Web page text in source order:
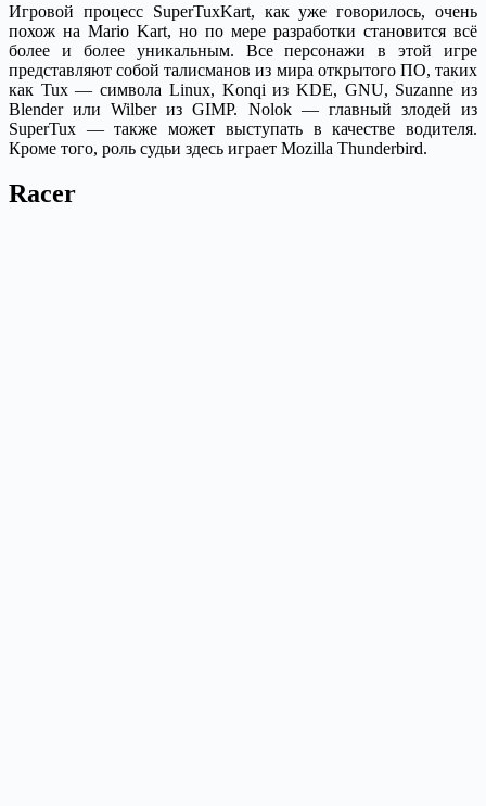
Игровой процесс SuperTuxKart, как уже говорилось, очень
похож на Mario Kart, но по мере разработки становится всё
более и более уникальным. Все персонажи в этой игре
представляют собой талисманов из мира открытого ПО, таких
как Tux — символа Linux, Konqi из KDE, GNU, Suzanne из
Blender или Wilber из GIMP. Nolok — главный злодей из
SuperTux — также может выступать в качестве водителя.
Кроме того, роль судьи здесь играет Mozilla Thunderbird.
Racer